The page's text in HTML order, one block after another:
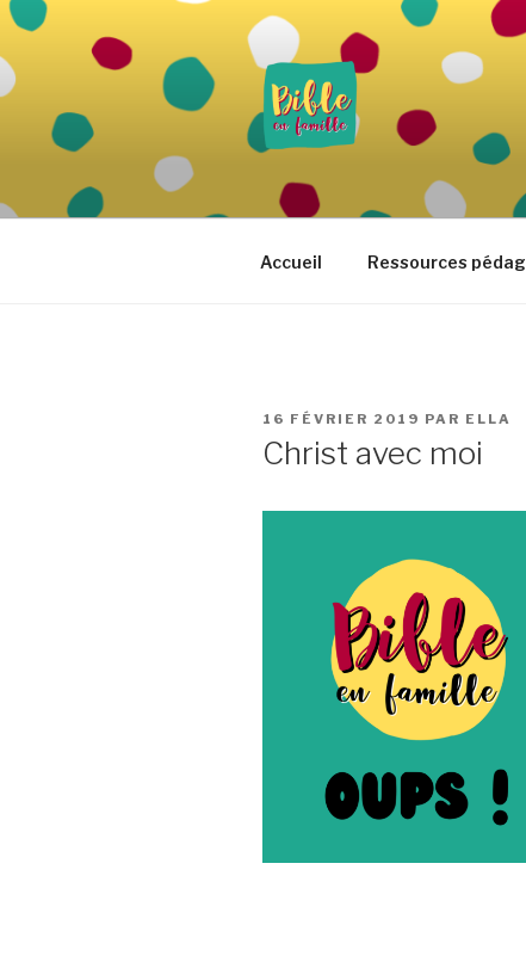
Aller
contenu
principal
BIBLE EN
Vivre la Parole de Dieu au
Accueil Ressources
PUBLIÉ
16 FÉVRIER 2019 PAR ELLA
Christ avec moi